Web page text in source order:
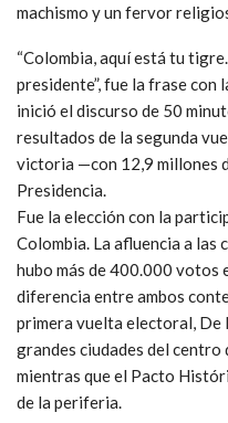
machismo y un fervor
“Colombia, aquí está tu
presidente”, fue la frase con
inició el discurso de 50
resultados de la segunda
victoria —con 12,9 millones
Presidencia.
Fue la elección con la
Colombia. La afluencia a las
hubo más de 400.000 votos
diferencia entre ambos
primera vuelta electoral, De
grandes ciudades del
mientras que el Pacto
de la periferia.